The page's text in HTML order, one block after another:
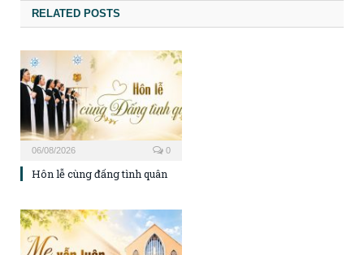
RELATED POSTS
06/08/2026 0
Hôn lễ cùng đấng tình quân